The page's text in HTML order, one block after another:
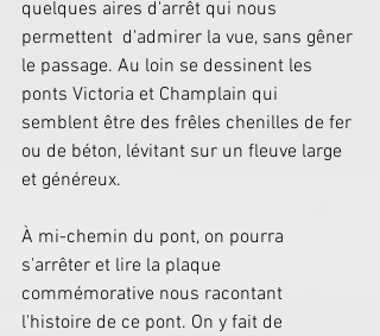
quelques aires d'arrêt qui nous
permettent  d'admirer la vue, sans gêner
le passage. Au loin se dessinent les
ponts Victoria et Champlain qui
semblent être des frêles chenilles de fer
ou de béton, lévitant sur un fleuve large
et généreux.
​​À mi-chemin du pont, on pourra
s'arrêter et lire la plaque
commémorative nous racontant
l'histoire de ce pont. On y fait de